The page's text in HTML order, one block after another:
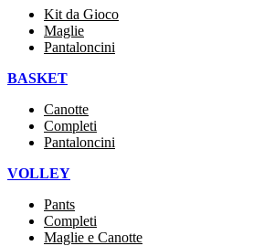
Kit da Gioco
Maglie
Pantaloncini
BASKET
Canotte
Completi
Pantaloncini
VOLLEY
Pants
Completi
Maglie e Canotte